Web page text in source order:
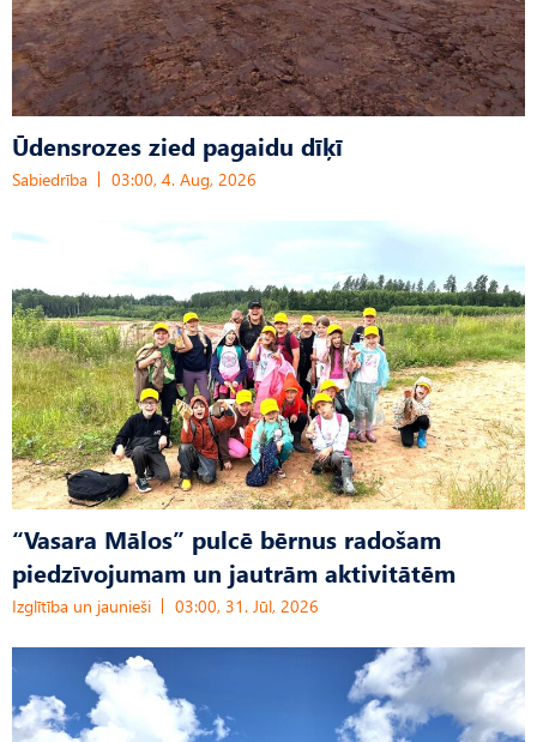
Ūdensrozes zied pagaidu dīķī
Sabiedrība 03:00, 4. Aug, 2026
“Vasara Mālos” pulcē bērnus radošam
piedzīvojumam un jautrām aktivitātēm
Izglītība un jaunieši 03:00, 31. Jūl, 2026